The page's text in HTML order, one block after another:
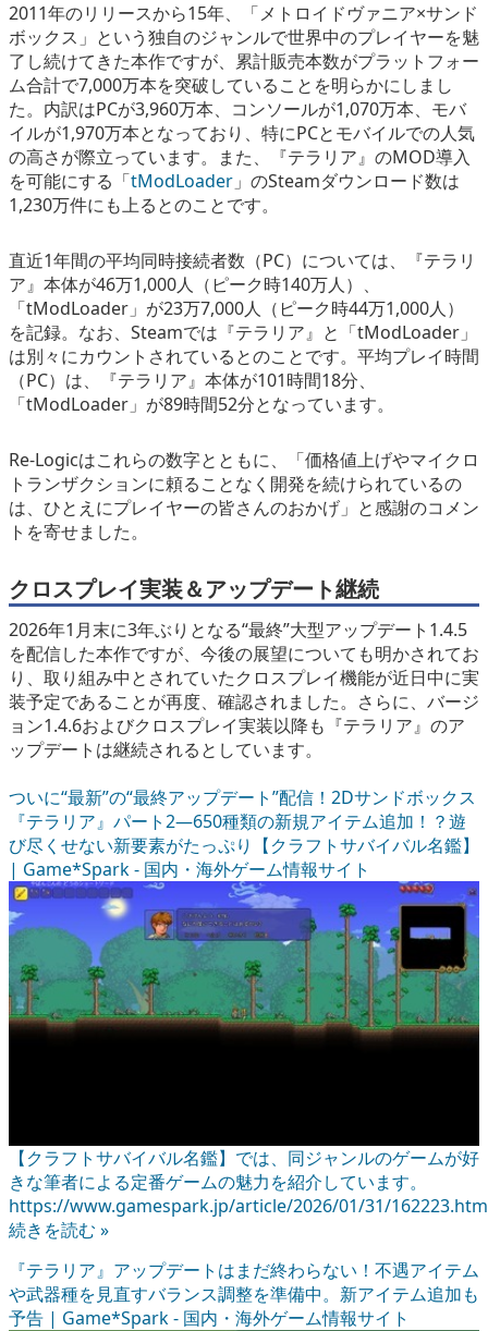
2011年のリリースから15年、「メトロイドヴァニア×サンド
ボックス」という独自のジャンルで世界中のプレイヤーを魅
了し続けてきた本作ですが、累計販売本数がプラットフォー
ム合計で7,000万本を突破していることを明らかにしまし
た。内訳はPCが3,960万本、コンソールが1,070万本、モバ
イルが1,970万本となっており、特にPCとモバイルでの人気
の高さが際立っています。また、『テラリア』のMOD導入
を可能にする「tModLoader 」のSteamダウンロード数は
1,230万件にも上るとのことです。
直近1年間の平均同時接続者数（PC）については、『テラリ
ア』本体が46万1,000人（ピーク時140万人）、
「tModLoader」が23万7,000人（ピーク時44万1,000人）
を記録。なお、Steamでは『テラリア』と「tModLoader」
は別々にカウントされているとのことです。平均プレイ時間
（PC）は、『テラリア』本体が101時間18分、
「tModLoader」が89時間52分となっています。
Re-Logicはこれらの数字とともに、「価格値上げやマイクロ
トランザクションに頼ることなく開発を続けられているの
は、ひとえにプレイヤーの皆さんのおかげ」と感謝のコメン
トを寄せました。
クロスプレイ実装＆アップデート継続
2026年1月末に3年ぶりとなる“最終”大型アップデート1.4.5
を配信した本作ですが、今後の展望についても明かされてお
り、取り組み中とされていたクロスプレイ機能が近日中に実
装予定であることが再度、確認されました。さらに、バージ
ョン1.4.6およびクロスプレイ実装以降も『テラリア』のア
ップデートは継続されるとしています。
ついに“最新”の“最終アップデート”配信！2Dサンドボックス
『テラリア』パート2―650種類の新規アイテム追加！？遊
び尽くせない新要素がたっぷり【クラフトサバイバル名鑑】
| Game*Spark - 国内・海外ゲーム情報サイト
【クラフトサバイバル名鑑】では、同ジャンルのゲームが好
きな筆者による定番ゲームの魅力を紹介しています。
https://www.gamespark.jp/article/2026/01/31/
続きを読む »
『テラリア』アップデートはまだ終わらない！不遇アイテム
や武器種を見直すバランス調整を準備中。新アイテム追加も
予告 | Game*Spark - 国内・海外ゲーム情報サイト